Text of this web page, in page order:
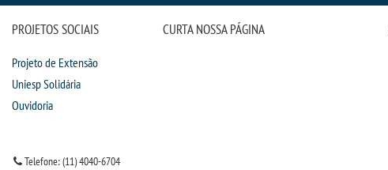
PROJETOS SOCIAIS
Projeto de Extensão
Uniesp Solidária
Ouvidoria
Telefone: (11) 4040-6704
CURTA NOSSA PÁGINA